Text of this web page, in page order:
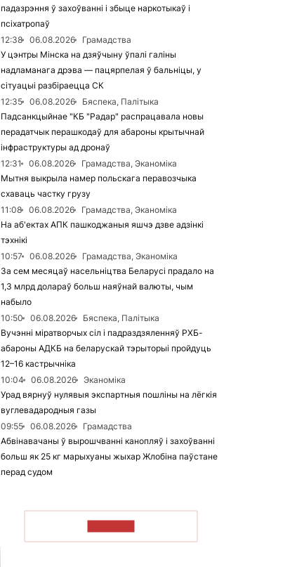
падазрэння ў захоўванні і збыце наркотыкаў і
псіхатропаў
12:38
06.08.2026
Грамадства
У цэнтры Мінска на дзяўчыну ўпалі галіны
надламанага дрэва — пацярпелая ў бальніцы, у
сітуацыі разбіраецца СК
12:35
06.08.2026
Бяспека, Палітыка
Падсанкцыйнае "КБ "Радар" распрацавала новы
перадатчык перашкодаў для абароны крытычнай
інфраструктуры ад дронаў
12:31
06.08.2026
Грамадства, Эканоміка
Мытня выкрыла намер польскага перавозчыка
схаваць частку грузу
11:08
06.08.2026
Грамадства, Эканоміка
На аб'ектах АПК пашкоджаныя яшчэ дзве адзінкі
тэхнікі
10:57
06.08.2026
Грамадства, Эканоміка
За сем месяцаў насельніцтва Беларусі прадало на
1,3 млрд долараў больш наяўнай валюты, чым
набыло
10:50
06.08.2026
Бяспека, Палітыка
Вучэнні міратворчых сіл і падраздзяленняў РХБ-
абароны АДКБ на беларускай тэрыторыі пройдуць
12–16 кастрычніка
10:04
06.08.2026
Эканоміка
Урад вярнуў нулявыя экспартныя пошліны на лёгкія
вуглевадародныя газы
09:55
06.08.2026
Грамадства
Абвінавачаны ў вырошчванні канопляў і захоўванні
больш як 25 кг марыхуаны жыхар Жлобіна паўстане
перад судом